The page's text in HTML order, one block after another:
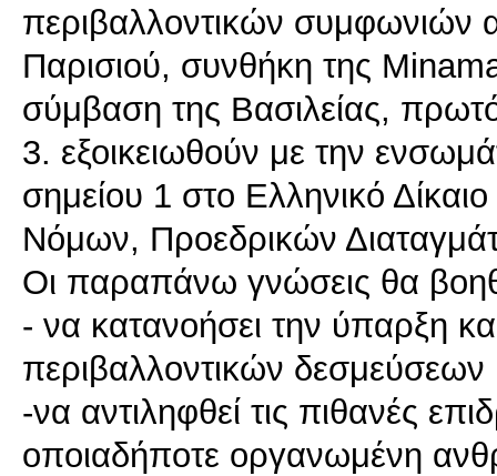
περιβαλλοντικών συμφωνιών
Παρισιού, συνθήκη της
σύμβαση της Βασιλείας,
3. εξοικειωθούν με την
σημείου 1 στο Ελληνικό
Νόμων, Προεδρικών
Οι παραπάνω γνώσεις θα
- να κατανοήσει την ύπαρξη
περιβαλλοντικών δεσμεύσεων
-να αντιληφθεί τις πιθανές
οποιαδήποτε οργανωμένη